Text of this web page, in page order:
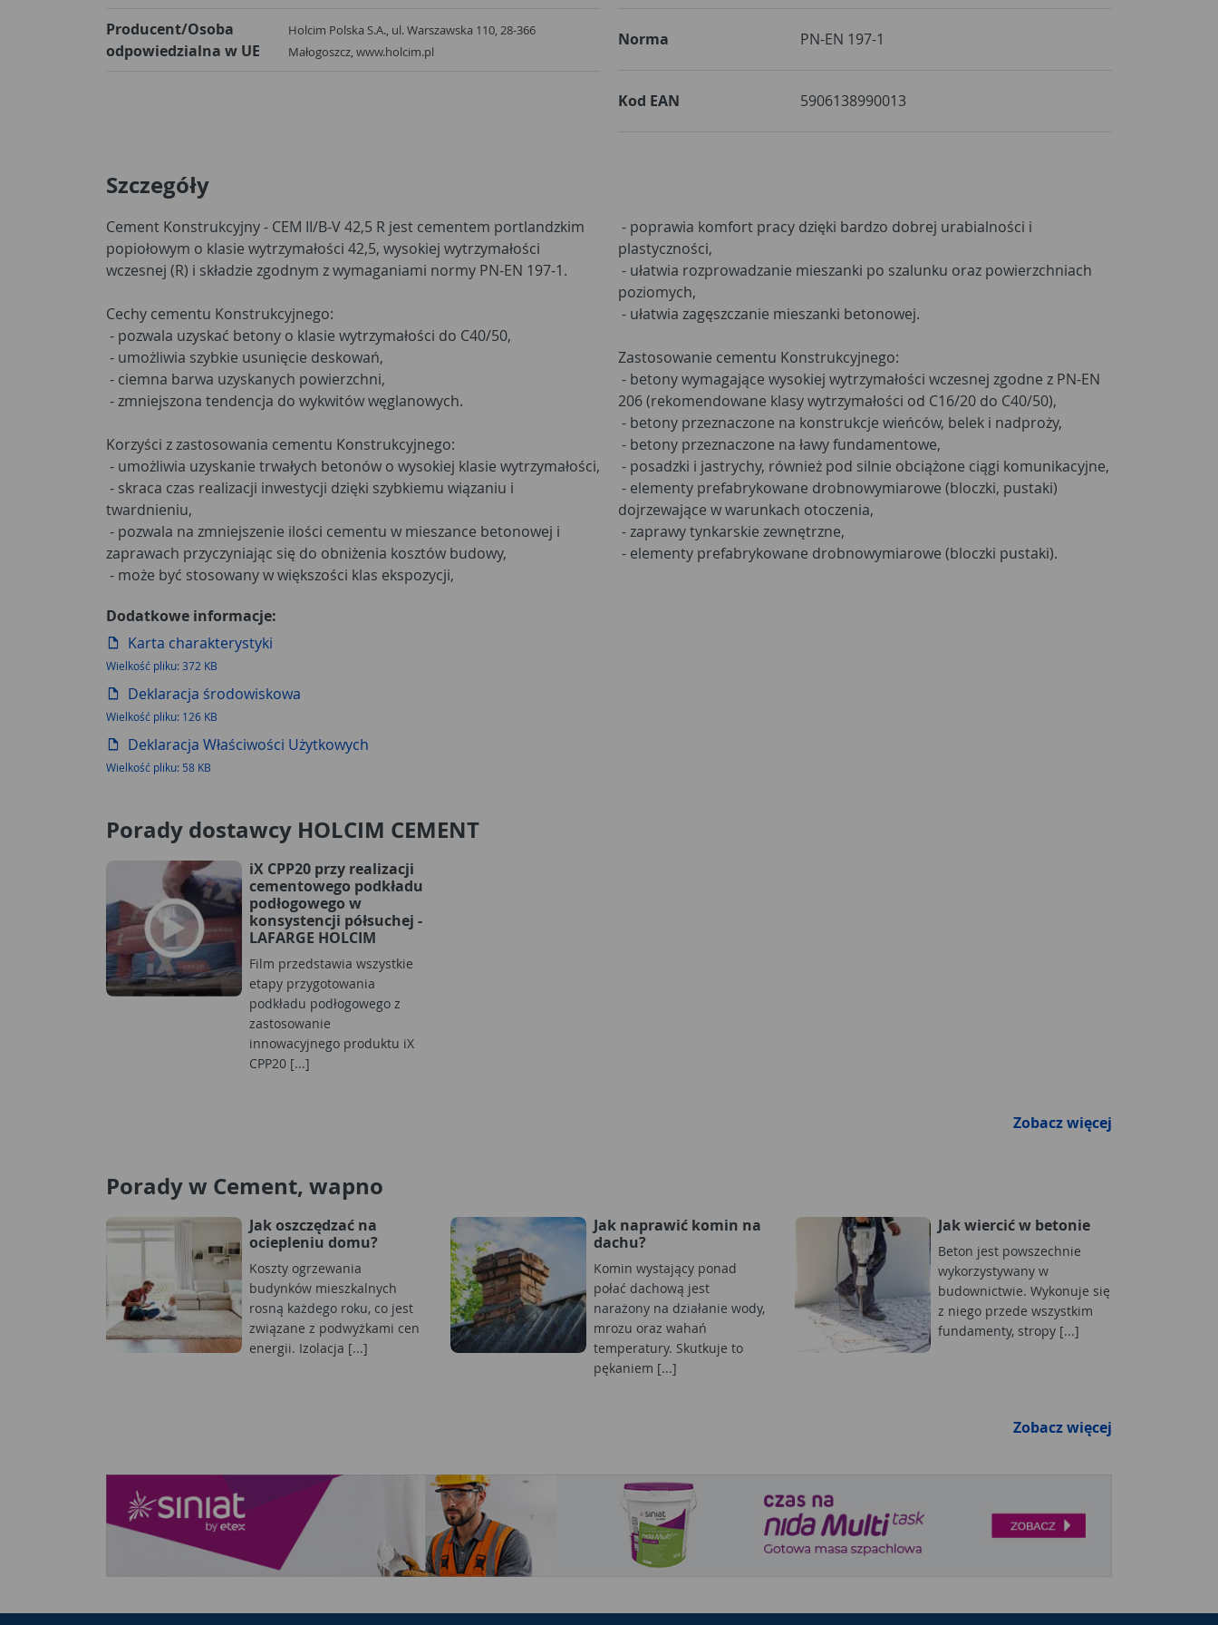
Producent/Osoba
odpowiedzialna w UE
Holcim Polska S.A., ul. Warszawska 110, 28-366
Małogoszcz, www.holcim.pl
Norma PN-EN 197-1
Kod EAN 5906138990013
Szczegóły
Cement Konstrukcyjny - CEM II/B-V 42,5 R jest cementem portlandzkim
popiołowym o klasie wytrzymałości 42,5, wysokiej wytrzymałości
wczesnej (R) i składzie zgodnym z wymaganiami normy PN-EN 197-1.
Cechy cementu Konstrukcyjnego:
- pozwala uzyskać betony o klasie wytrzymałości do C40/50,
- umożliwia szybkie usunięcie deskowań,
- ciemna barwa uzyskanych powierzchni,
- zmniejszona tendencja do wykwitów węglanowych.
Korzyści z zastosowania cementu Konstrukcyjnego:
- umożliwia uzyskanie trwałych betonów o wysokiej klasie wytrzymałości,
- skraca czas realizacji inwestycji dzięki szybkiemu wiązaniu i
twardnieniu,
- pozwala na zmniejszenie ilości cementu w mieszance betonowej i
zaprawach przyczyniając się do obniżenia kosztów budowy,
- może być stosowany w większości klas ekspozycji,
- poprawia komfort pracy dzięki bardzo dobrej urabialności i
plastyczności,
- ułatwia rozprowadzanie mieszanki po szalunku oraz powierzchniach
poziomych,
- ułatwia zagęszczanie mieszanki betonowej.
Zastosowanie cementu Konstrukcyjnego:
- betony wymagające wysokiej wytrzymałości wczesnej zgodne z PN-EN
206 (rekomendowane klasy wytrzymałości od C16/20 do C40/50),
- betony przeznaczone na konstrukcje wieńców, belek i nadproży,
- betony przeznaczone na ławy fundamentowe,
- posadzki i jastrychy, również pod silnie obciążone ciągi komunikacyjne,
- elementy prefabrykowane drobnowymiarowe (bloczki, pustaki)
dojrzewające w warunkach otoczenia,
- zaprawy tynkarskie zewnętrzne,
- elementy prefabrykowane drobnowymiarowe (bloczki pustaki).
Dodatkowe informacje:
Karta charakterystyki
Wielkość pliku: 372 KB
Deklaracja środowiskowa
Wielkość pliku: 126 KB
Deklaracja Właściwości Użytkowych
Wielkość pliku: 58 KB
Porady dostawcy HOLCIM CEMENT
iX CPP20 przy realizacji
cementowego podkładu
podłogowego w
konsystencji półsuchej -
LAFARGE HOLCIM
Film przedstawia wszystkie
etapy przygotowania
podkładu podłogowego z
zastosowanie
innowacyjnego produktu iX
CPP20 [...]
Zobacz więcej
Porady w Cement, wapno
Jak oszczędzać na
ociepleniu domu?
Koszty ogrzewania
budynków mieszkalnych
rosną każdego roku, co jest
związane z podwyżkami cen
energii. Izolacja [...]
Jak naprawić komin na
dachu?
Komin wystający ponad
połać dachową jest
narażony na działanie wody,
mrozu oraz wahań
temperatury. Skutkuje to
pękaniem [...]
Jak wiercić w betonie
Beton jest powszechnie
wykorzystywany w
budownictwie. Wykonuje się
z niego przede wszystkim
fundamenty, stropy [...]
Zobacz więcej